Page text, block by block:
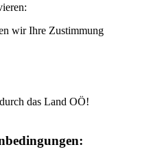
wir Ihre Zustimmung
das Land OÖ!